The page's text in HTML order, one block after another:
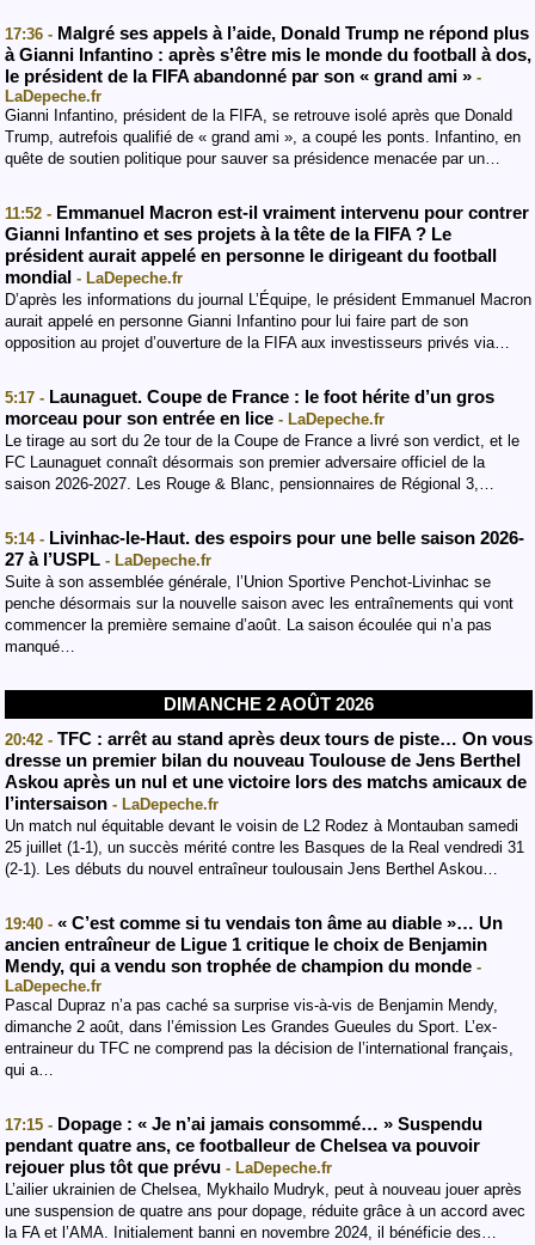
17:36 - Malgré ses appels à l’aide, Donald Trump ne répond plus
à Gianni Infantino : après s’être mis le monde du football à dos,
le président de la FIFA abandonné par son « grand ami » -
LaDepeche.fr
Gianni Infantino, président de la FIFA, se retrouve isolé après que Donald
Trump, autrefois qualifié de « grand ami », a coupé les ponts. Infantino, en
quête de soutien politique pour sauver sa présidence menacée par un…
11:52 - Emmanuel Macron est-il vraiment intervenu pour contrer
Gianni Infantino et ses projets à la tête de la FIFA ? Le
président aurait appelé en personne le dirigeant du football
mondial - LaDepeche.fr
D’après les informations du journal L’Équipe, le président Emmanuel Macron
aurait appelé en personne Gianni Infantino pour lui faire part de son
opposition au projet d’ouverture de la FIFA aux investisseurs privés via…
5:17 - Launaguet. Coupe de France : le foot hérite d’un gros
morceau pour son entrée en lice - LaDepeche.fr
Le tirage au sort du 2e tour de la Coupe de France a livré son verdict, et le
FC Launaguet connaît désormais son premier adversaire officiel de la
saison 2026-2027. Les Rouge & Blanc, pensionnaires de Régional 3,…
5:14 - Livinhac-le-Haut. des espoirs pour une belle saison 2026-
27 à l’USPL - LaDepeche.fr
Suite à son assemblée générale, l’Union Sportive Penchot-Livinhac se
penche désormais sur la nouvelle saison avec les entraînements qui vont
commencer la première semaine d’août. La saison écoulée qui n’a pas
manqué…
DIMANCHE 2 AOÛT 2026
20:42 - TFC : arrêt au stand après deux tours de piste… On vous
dresse un premier bilan du nouveau Toulouse de Jens Berthel
Askou après un nul et une victoire lors des matchs amicaux de
l’intersaison - LaDepeche.fr
Un match nul équitable devant le voisin de L2 Rodez à Montauban samedi
25 juillet (1-1), un succès mérité contre les Basques de la Real vendredi 31
(2-1). Les débuts du nouvel entraîneur toulousain Jens Berthel Askou…
19:40 - « C’est comme si tu vendais ton âme au diable »… Un
ancien entraîneur de Ligue 1 critique le choix de Benjamin
Mendy, qui a vendu son trophée de champion du monde -
LaDepeche.fr
Pascal Dupraz n’a pas caché sa surprise vis-à-vis de Benjamin Mendy,
dimanche 2 août, dans l’émission Les Grandes Gueules du Sport. L’ex-
entraineur du TFC ne comprend pas la décision de l’international français,
qui a…
17:15 - Dopage : « Je n’ai jamais consommé… » Suspendu
pendant quatre ans, ce footballeur de Chelsea va pouvoir
rejouer plus tôt que prévu - LaDepeche.fr
L’ailier ukrainien de Chelsea, Mykhailo Mudryk, peut à nouveau jouer après
une suspension de quatre ans pour dopage, réduite grâce à un accord avec
la FA et l’AMA. Initialement banni en novembre 2024, il bénéficie des…